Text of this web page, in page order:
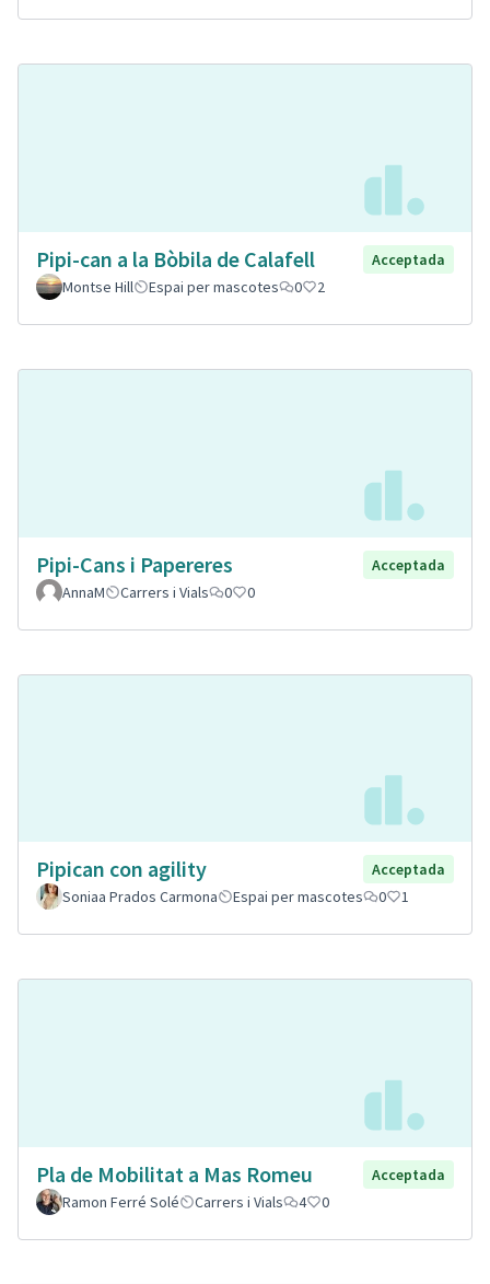
Pipi-can a la Bòbila de Calafell
Acceptada
Montse Hill
Espai per mascotes 0 2
Pipi-Cans i Papereres
Acceptada
AnnaM
Carrers i Vials 0 0
Pipican con agility
Acceptada
Soniaa Prados Carmona
Espai per mascotes 0 1
Pla de Mobilitat a Mas Romeu
Acceptada
Ramon Ferré Solé
Carrers i Vials 4 0